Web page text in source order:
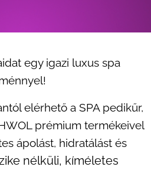
egy igazi luxus spa
elérhető a SPA pedikűr,
prémium termékeivel
ápolást, hidratálást és
nélküli, kíméletes